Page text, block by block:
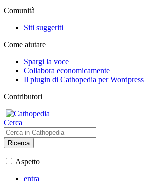
Comunità
Siti suggeriti
Come aiutare
Spargi la voce
Collabora economicamente
Il plugin di Cathopedia per Wordpress
Contributori
Cerca
Ricerca
Aspetto
entra